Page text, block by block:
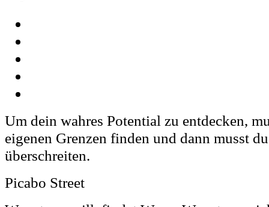
Um dein wahres Potential zu entdecken,
eigenen Grenzen finden und dann musst
überschreiten.
Picabo Street